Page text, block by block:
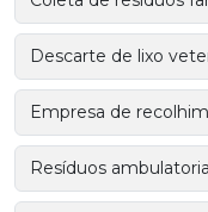
Descarte de lixo
Empresa de
Resíduos